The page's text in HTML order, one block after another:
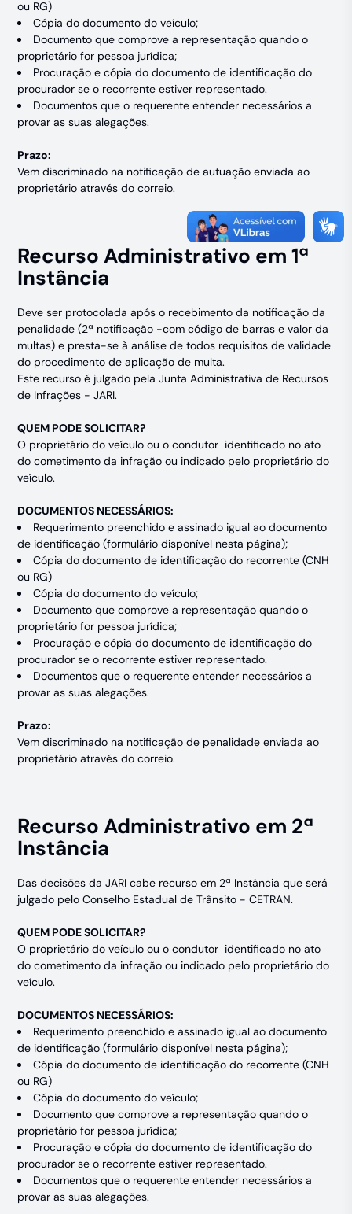
ou RG)
Cópia do documento do veículo;
Documento que comprove a representação quando o
proprietário for pessoa jurídica;
Procuração e cópia do documento de identificação do
procurador se o recorrente estiver representado.
Documentos que o requerente entender necessários a
provar as suas alegações.
Prazo:
Vem discriminado na notificação de autuação enviada ao
proprietário através do correio.
Recurso Administrativo em 1ª
Instância
Deve ser protocolada após o recebimento da notificação da
penalidade (2ª notificação -com código de barras e valor da
multas) e presta-se à análise de todos requisitos de validade
do procedimento de aplicação de multa.
Este recurso é julgado pela Junta Administrativa de Recursos
de Infrações - JARI.
QUEM PODE SOLICITAR?
O proprietário do veículo ou o condutor identificado no ato
do cometimento da infração ou indicado pelo proprietário do
veículo.
DOCUMENTOS NECESSÁRIOS:
Requerimento preenchido e assinado igual ao documento
de identificação (formulário disponível nesta página);
Cópia do documento de identificação do recorrente (CNH
ou RG)
Cópia do documento do veículo;
Documento que comprove a representação quando o
proprietário for pessoa jurídica;
Procuração e cópia do documento de identificação do
procurador se o recorrente estiver representado.
Documentos que o requerente entender necessários a
provar as suas alegações.
Prazo:
Vem discriminado na notificação de penalidade enviada ao
proprietário através do correio.
Recurso Administrativo em 2ª
Instância
Das decisões da JARI cabe recurso em 2ª Instância que será
julgado pelo Conselho Estadual de Trânsito - CETRAN.
QUEM PODE SOLICITAR?
O proprietário do veículo ou o condutor identificado no ato
do cometimento da infração ou indicado pelo proprietário do
veículo.
DOCUMENTOS NECESSÁRIOS:
Requerimento preenchido e assinado igual ao documento
de identificação (formulário disponível nesta página);
Cópia do documento de identificação do recorrente (CNH
ou RG)
Cópia do documento do veículo;
Documento que comprove a representação quando o
proprietário for pessoa jurídica;
Procuração e cópia do documento de identificação do
procurador se o recorrente estiver representado.
Documentos que o requerente entender necessários a
provar as suas alegações.